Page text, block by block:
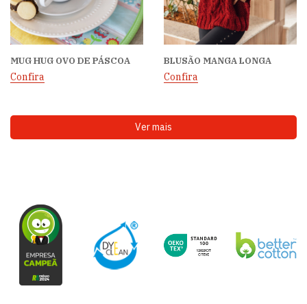
MUG HUG OVO DE PÁSCOA
Confira
BLUSÃO MANGA LONGA
Confira
Ver mais